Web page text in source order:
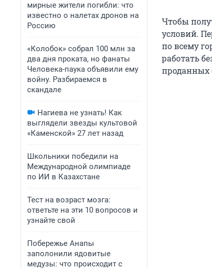
мирные жители погибли: что
известно о налетах дронов на
Россию
«Колобок» собрал 100 млн за
два дня проката, но фанаты
Человека-паука объявили ему
войну. Разбираемся в
скандале
Нагиева не узнать! Как
выглядели звезды культовой
«Каменской» 27 лет назад
Школьники победили на
Международной олимпиаде
по ИИ в Казахстане
Тест на возраст мозга:
ответьте на эти 10 вопросов и
узнайте свой
Побережье Анапы
заполонили ядовитые
медузы: что происходит с
Чтобы
условий.
по всему
работать
проданных